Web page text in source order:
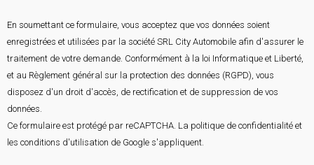
En soumettant ce formulaire, vous acceptez que vos données soient
enregistrées et utilisées par la société SRL City Automobile afin d'assurer le
traitement de votre demande. Conformément à la loi Informatique et Liberté,
et au Règlement général sur la protection des données (RGPD), vous
disposez d'un droit d'accès, de rectification et de suppression de vos
données.
Ce formulaire est protégé par reCAPTCHA. La politique de confidentialité et
les conditions d'utilisation de Google s'appliquent.